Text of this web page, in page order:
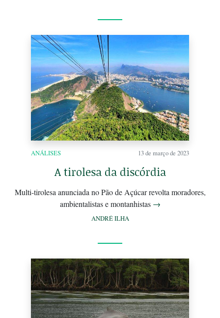
ANÁLISES 13 de março de 2023
A tirolesa da discórdia
Multi-tirolesa anunciada no Pão de Açúcar revolta moradores,
ambientalistas e montanhistas →
ANDRÉ ILHA